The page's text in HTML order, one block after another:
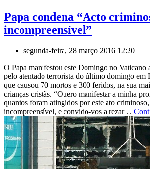
Papa condena “Acto
incompreensível”
segunda-feira, 28 março 2016 12:20
O Papa manifestou este Domingo no Vaticano
pelo atentado terrorista do último domingo em
que causou 70 mortos e 300 feridos, na sua
crianças cristãs. “Quero manifestar a minha
quantos foram atingidos por este ato
incompreensível, e convido-vos a rezar ...